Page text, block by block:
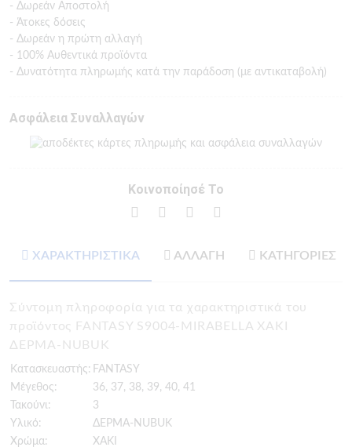
- Δωρεάν Αποστολή
- Άτοκες δόσεις
- Δωρεάν η πρώτη αλλαγή
- 100% Αυθεντικά προϊόντα
- Δυνατότητα πληρωμής κατά την παράδοση (με αντικαταβολή)
Ασφάλεια Συναλλαγών
Κοινοποίησέ Το
ΧΑΡΑΚΤΗΡΙΣΤΙΚΑ ΑΛΛΑΓΗ ΚΑΤΗΓΟΡΙΕΣ
Σύντομη πληροφορία για τα χαρακτηριστικά του
προϊόντος FANTASY S9004-MIRABELLA ΧΑΚΙ
ΔΕΡΜΑ-NUBUK
Κατασκευαστής: FANTASY
Μέγεθος:
36, 37, 38, 39, 40, 41
Τακούνι:
3
Υλικό:
ΔΕΡΜΑ-NUBUK
Χρώμα:
ΧΑΚΙ